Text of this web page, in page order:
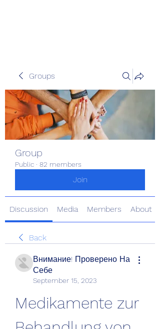
Groups
Group
Public · 82 members
Join
Discussion Media Members About
Back
Внимание! Проверено На
Себе
September 15, 2023
Medikamente zur